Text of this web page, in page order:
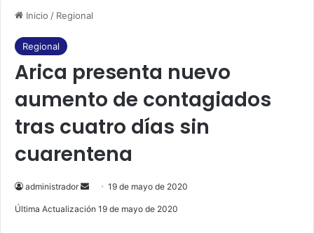
Inicio / Regional
Regional
Arica presenta nuevo
aumento de contagiados
tras cuatro días sin
cuarentena
administrador
e
19 de mayo de 2020
Última Actualización 19 de mayo de 2020
b
o
o
u
b
e